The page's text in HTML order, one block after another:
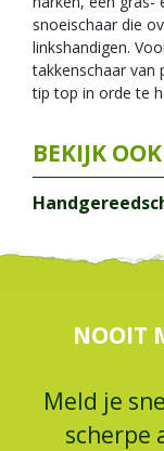
snoeischaar die
linkshandigen.
takkenschaar van
tip top in orde te
NOOIT
Meld je
scherpe